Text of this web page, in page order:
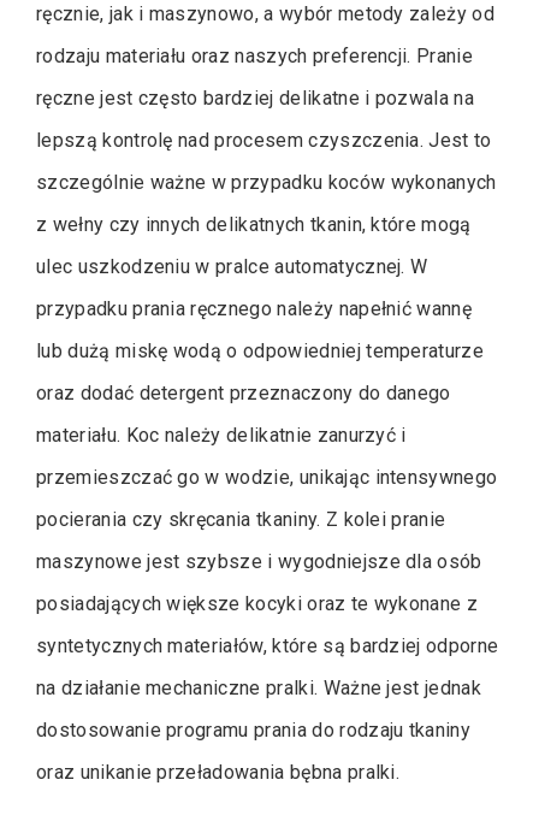
ręcznie, jak i maszynowo, a wybór metody zależy od
rodzaju materiału oraz naszych preferencji. Pranie
ręczne jest często bardziej delikatne i pozwala na
lepszą kontrolę nad procesem czyszczenia. Jest to
szczególnie ważne w przypadku koców wykonanych
z wełny czy innych delikatnych tkanin, które mogą
ulec uszkodzeniu w pralce automatycznej. W
przypadku prania ręcznego należy napełnić wannę
lub dużą miskę wodą o odpowiedniej temperaturze
oraz dodać detergent przeznaczony do danego
materiału. Koc należy delikatnie zanurzyć i
przemieszczać go w wodzie, unikając intensywnego
pocierania czy skręcania tkaniny. Z kolei pranie
maszynowe jest szybsze i wygodniejsze dla osób
posiadających większe kocyki oraz te wykonane z
syntetycznych materiałów, które są bardziej odporne
na działanie mechaniczne pralki. Ważne jest jednak
dostosowanie programu prania do rodzaju tkaniny
oraz unikanie przeładowania bębna pralki.